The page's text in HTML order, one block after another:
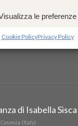
le preferenze
Cookie PolicyPrivacy Policy
di Isabella Sisca
(Italy)